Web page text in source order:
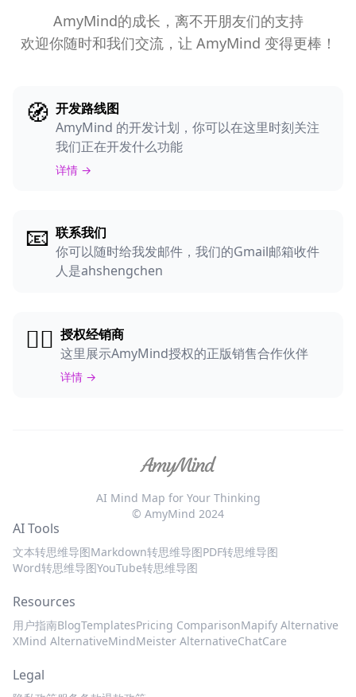
AmyMind的成长，离不开朋友们的支持
欢迎你随时和我们交流，让 AmyMind 变得更棒！
🧭 开发路线图
AmyMind 的开发计划，你可以在这里时刻关注
我们正在开发什么功能
详情 →
📧 联系我们
你可以随时给我发邮件，我们的Gmail邮箱收件
人是ahshengchen
💁‍♀️ 授权经销商
这里展示AmyMind授权的正版销售合作伙伴
详情 →
AI Mind Map for Your Thinking
© AmyMind 2024
AI Tools
文本转思维导图Markdown转思维导图PDF转思维导图
Word转思维导图YouTube转思维导图
Resources
用户指南BlogTemplatesPricing ComparisonMapify Alternative
XMind AlternativeMindMeister AlternativeChatCare
Legal